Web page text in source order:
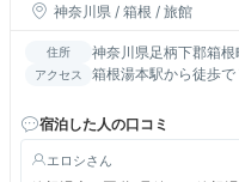
神奈川県 / 箱根 / 旅館
住所 神奈川県足柄下郡箱
アクセス 箱根湯本駅から徒歩で
宿泊した人の口コミ
エロシ